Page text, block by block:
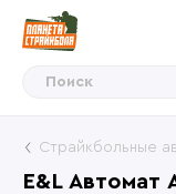
E&L Автомат
Страйкбольные